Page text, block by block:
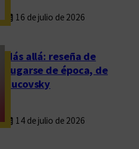
16 de julio de 2026
Más allá: reseña de
Fugarse de época, de
Rucovsky
14 de julio de 2026